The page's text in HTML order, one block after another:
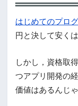
はじめてのプロ
円と決して安く
しかし，資格取
つアプリ開発の
価値はあるんじ